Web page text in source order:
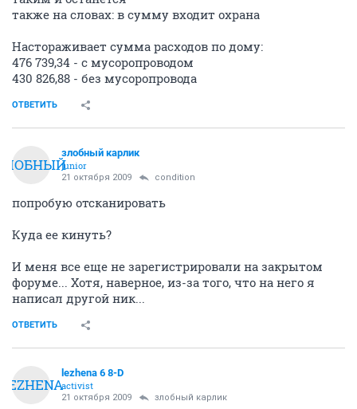
также на словах: в сумму входит охрана
Настораживает сумма расходов по дому:
476 739,34 - с мусоропроводом
430 826,88 - без мусоропровода
ОТВЕТИТЬ
злобный карлик
junior
21 октября 2009 condition
попробую отсканировать
Куда ее кинуть?
И меня все еще не зарегистрировали на закрытом
форуме... Хотя, наверное, из-за того, что на него я
написал другой ник...
ОТВЕТИТЬ
LEZHENA
lezhena 6 8-D
activist
21 октября 2009 злобный карлик